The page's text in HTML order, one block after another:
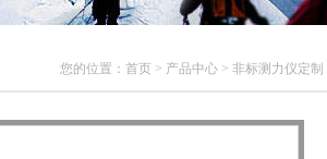
您的位置： 首页 > 产品中心 > 非标测力仪定制